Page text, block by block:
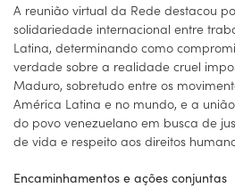
A reunião virtual da Rede destacou
solidariedade internacional entre
Latina, determinando como
verdade sobre a realidade cruel
Maduro, sobretudo entre os
América Latina e no mundo, e a
do povo venezuelano em busca de
de vida e respeito aos direitos
Encaminhamentos e ações conjuntas